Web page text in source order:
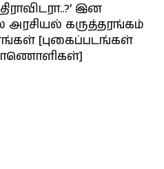
இன
அரசியல் கருத்தரங்கம்
[புகைப்படங்கள்